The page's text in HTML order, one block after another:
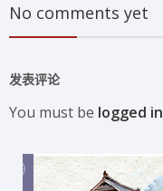
No comments yet
发表评论
You must be logged in